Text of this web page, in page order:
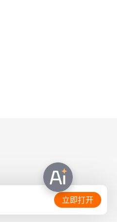
立即打开